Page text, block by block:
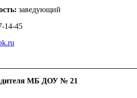
заведующий
14-45
МБ ДОУ № 21